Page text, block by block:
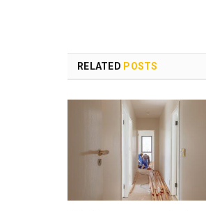
RELATED POSTS